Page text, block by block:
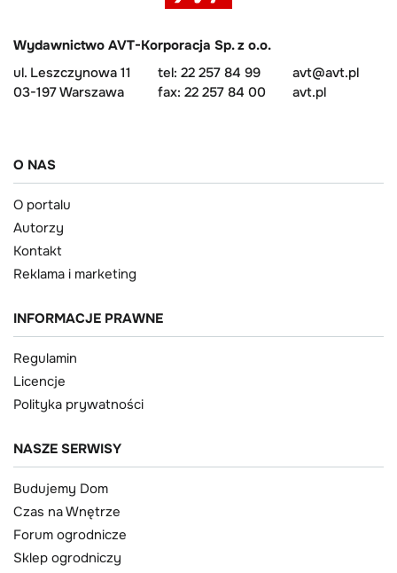
Wydawnictwo AVT-Korporacja Sp. z o.o.
ul. Leszczynowa 11
03-197 Warszawa
tel: 22 257 84 99
fax: 22 257 84 00
avt@avt.pl
avt.pl
O NAS
O portalu
Autorzy
Kontakt
Reklama i marketing
INFORMACJE PRAWNE
Regulamin
Licencje
Polityka prywatności
NASZE SERWISY
Budujemy Dom
Czas na Wnętrze
Forum ogrodnicze
Sklep ogrodniczy